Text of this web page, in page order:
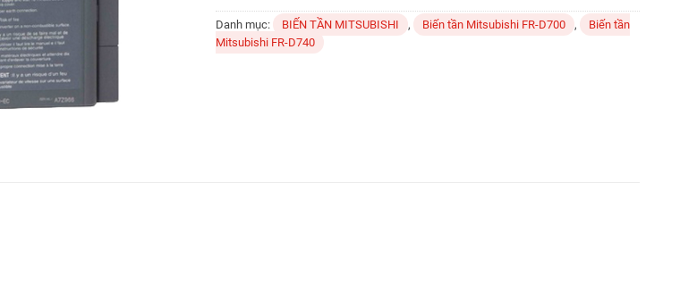
Danh mục: BIẾN TẦN MITSUBISHI , Biến tần Mitsubishi FR-D700 ,
Biến tần
Mitsubishi FR-D740